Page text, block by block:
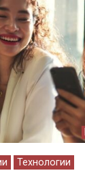
Технологии